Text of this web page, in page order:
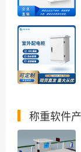
称重软件